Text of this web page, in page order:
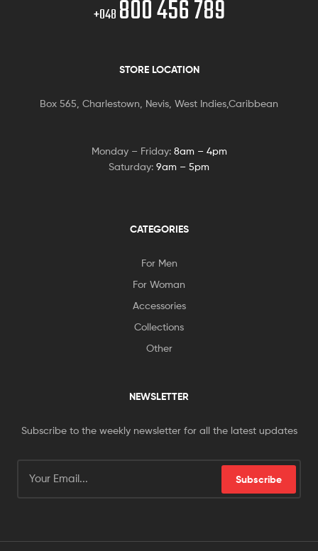
+048 800 456 789
STORE LOCATION
Box 565, Charlestown, Nevis, West Indies,Caribbean
Monday – Friday: 8am – 4pm
Saturday: 9am – 5pm
CATEGORIES
For Men
For Woman
Accessories
Collections
Other
NEWSLETTER
Subscribe to the weekly newsletter for all the latest updates
Subscribe